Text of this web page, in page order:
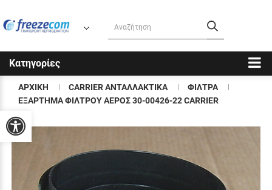
Κατηγορίες
ΑΡΧΙΚΗ CARRIER ΑΝΤΑΛΛΑΚΤΙΚΑ
ΦΙΛΤΡΑ
ΕΞΑΡΤΗΜΑ ΦΙΛΤΡΟΥ ΑΕΡΟΣ 30-00426-22 CARRIER
Προσβασιμότητα